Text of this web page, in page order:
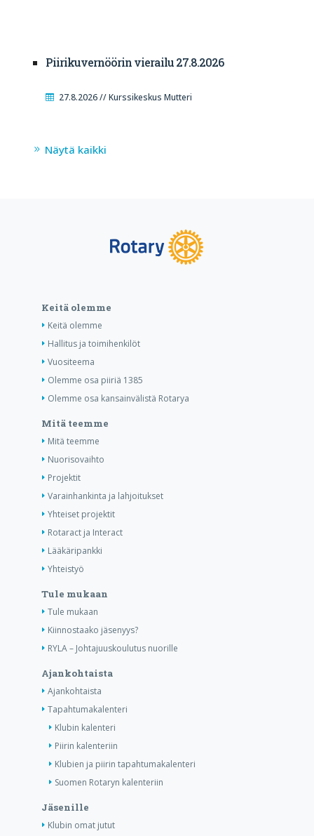
Piirikuvernöörin vierailu 27.8.2026
27.8.2026 // Kurssikeskus Mutteri
Näytä kaikki
Keitä olemme
Keitä olemme
Hallitus ja toimihenkilöt
Vuositeema
Olemme osa piiriä 1385
Olemme osa kansainvälistä Rotarya
Mitä teemme
Mitä teemme
Nuorisovaihto
Projektit
Varainhankinta ja lahjoitukset
Yhteiset projektit
Rotaract ja Interact
Lääkäripankki
Yhteistyö
Tule mukaan
Tule mukaan
Kiinnostaako jäsenyys?
RYLA – Johtajuuskoulutus nuorille
Ajankohtaista
Ajankohtaista
Tapahtumakalenteri
Klubin kalenteri
Piirin kalenteriin
Klubien ja piirin tapahtumakalenteri
Suomen Rotaryn kalenteriin
Jäsenille
Klubin omat jutut